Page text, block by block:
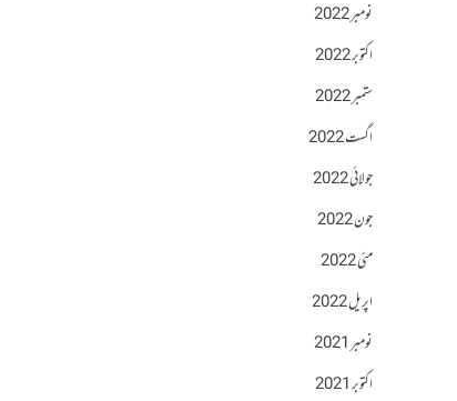
نومبر 2022
اکتوبر 2022
ستمبر 2022
اگست 2022
جولائی 2022
جون 2022
مئی 2022
اپریل 2022
نومبر 2021
اکتوبر 2021